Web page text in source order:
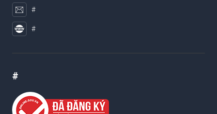
#
#
#